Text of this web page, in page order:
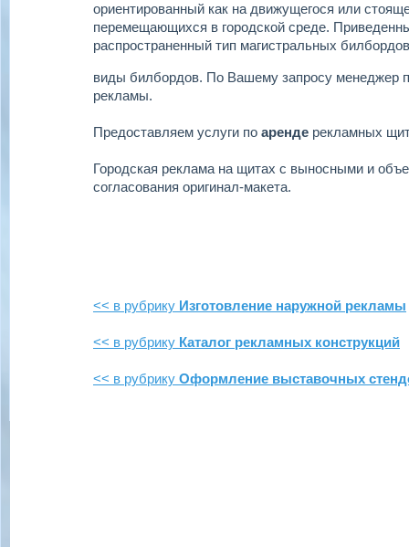
ориентированный как на движущегося или
перемещающихся в городской среде.
распространенный тип магистральных
виды билбордов. По Вашему запросу менеджер
рекламы.
Предоставляем услуги по аренде рекламных
Городская реклама на щитах с выносными и
согласования оригинал-макета.
<< в рубрику Изготовление наружной рекламы
<< в рубрику Каталог рекламных конструкций
<< в рубрику Оформление выставочных